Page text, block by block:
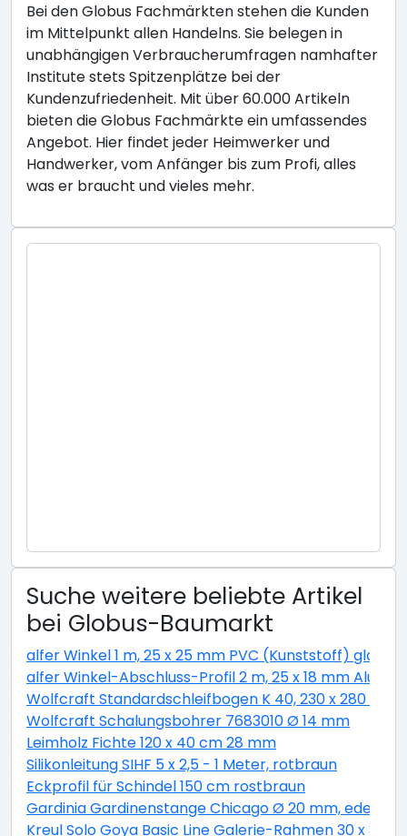
Bei den Globus Fachmärkten stehen die Kunden
im Mittelpunkt allen Handelns. Sie belegen in
unabhängigen Verbraucherumfragen namhafter
Institute stets Spitzenplätze bei der
Kundenzufriedenheit. Mit über 60.000 Artikeln
bieten die Globus Fachmärkte ein umfassendes
Angebot. Hier findet jeder Heimwerker und
Handwerker, vom Anfänger bis zum Profi, alles
was er braucht und vieles mehr.
Suche weitere beliebte Artikel
bei Globus-Baumarkt
alfer Winkel 1 m, 25 x 25 mm PVC (Kunststoff) glatt
alfer Winkel-Abschluss-Profil 2 m, 25 x 18 mm
Wolfcraft Standardschleifbogen K 40, 230 x 280 cm
Wolfcraft Schalungsbohrer 7683010 Ø 14 mm
Leimholz Fichte 120 x 40 cm 28 mm
Silikonleitung SIHF 5 x 2,5 - 1 Meter, rotbraun
Eckprofil für Schindel 150 cm rostbraun
Gardinia Gardinenstange Chicago Ø 20 mm,
Kreul Solo Goya Basic Line Galerie-Rahmen 30 x 30